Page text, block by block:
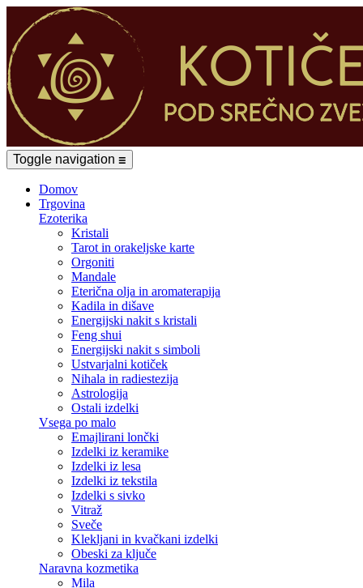
Toggle navigation ☰
Domov
Trgovina
Ezoterika
Kristali
Tarot in orakeljske karte
Orgoniti
Mandale
Eterična olja in aromaterapija
Kadila in dišave
Energijski nakit s kristali
Feng shui
Energijski nakit s simboli
Ustvarjalni kotiček
Nihala in radiestezija
Astrologija
Ostali izdelki
Vsega po malo
Emajlirani lončki
Izdelki iz keramike
Izdelki iz lesa
Izdelki iz tekstila
Izdelki s sivko
Vitraž
Sveče
Klekljani in kvačkani izdelki
Obeski za ključe
Naravna kozmetika
Mila